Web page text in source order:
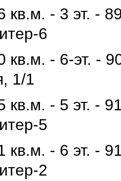
кв.м. - 3 эт. -
6
кв.м. - 6-эт. -
1/1
кв.м. - 5 эт. -
5
кв.м. - 6 эт. -
2